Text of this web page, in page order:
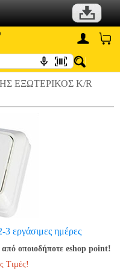
ΕΞΩΤΕΡΙΚΟΣ K/R
3 εργάσιμες ημέρες
οποιοδήποτε eshop point!
Τιμές!